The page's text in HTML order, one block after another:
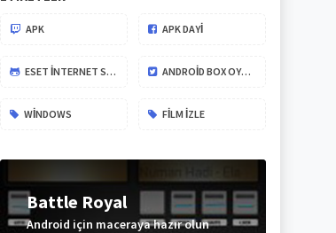
APK APK DAYİ
ESET İNTERNET SECURITY ANDROID BOX OYUNLARI
WINDOWS FILM IZLE
Battle Royal
Android için maceraya hazır olun